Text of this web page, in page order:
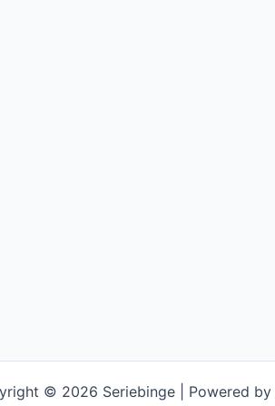
© 2026 Seriebinge | Powered by